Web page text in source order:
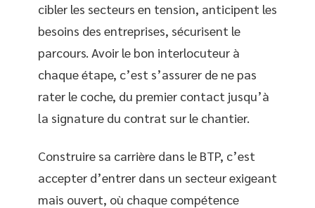
cibler les secteurs en tension, anticipent les
besoins des entreprises, sécurisent le
parcours. Avoir le bon interlocuteur à
chaque étape, c’est s’assurer de ne pas
rater le coche, du premier contact jusqu’à
la signature du contrat sur le chantier.
Construire sa carrière dans le BTP, c’est
accepter d’entrer dans un secteur exigeant
mais ouvert, où chaque compétence